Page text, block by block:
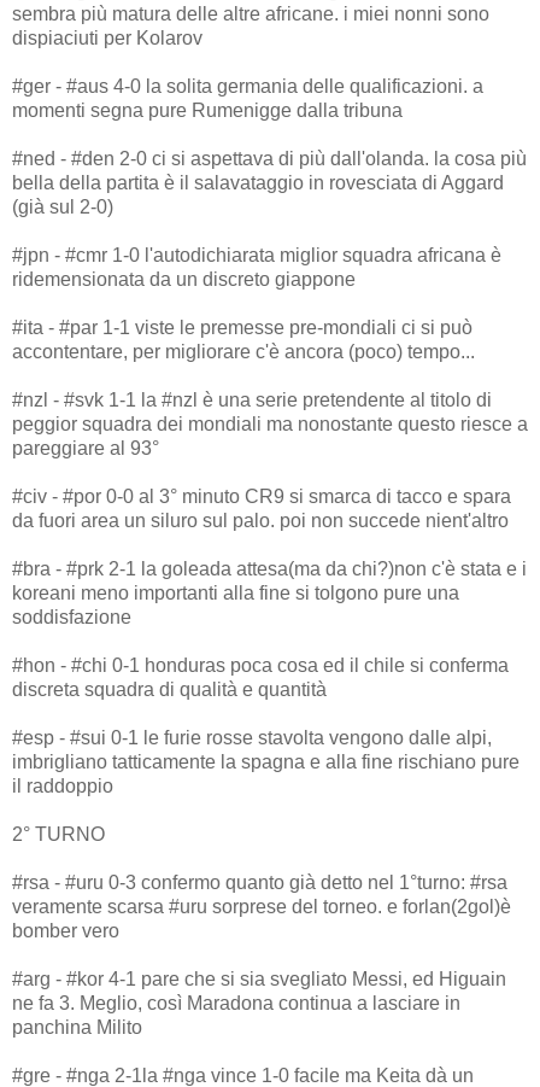
sembra più matura delle altre africane. i miei nonni sono
dispiaciuti per Kolarov
#ger - #aus 4-0 la solita germania delle qualificazioni. a
momenti segna pure Rumenigge dalla tribuna
#ned - #den 2-0 ci si aspettava di più dall'olanda. la cosa più
bella della partita è il salavataggio in rovesciata di Aggard
(già sul 2-0)
#jpn - #cmr 1-0 l'autodichiarata miglior squadra africana è
ridemensionata da un discreto giappone
#ita - #par 1-1 viste le premesse pre-mondiali ci si può
accontentare, per migliorare c'è ancora (poco) tempo...
#nzl - #svk 1-1 la #nzl è una serie pretendente al titolo di
peggior squadra dei mondiali ma nonostante questo riesce a
pareggiare al 93°
#civ - #por 0-0 al 3° minuto CR9 si smarca di tacco e spara
da fuori area un siluro sul palo. poi non succede nient'altro
#bra - #prk 2-1 la goleada attesa(ma da chi?)non c'è stata e i
koreani meno importanti alla fine si tolgono pure una
soddisfazione
#hon - #chi 0-1 honduras poca cosa ed il chile si conferma
discreta squadra di qualità e quantità
#esp - #sui 0-1 le furie rosse stavolta vengono dalle alpi,
imbrigliano tatticamente la spagna e alla fine rischiano pure
il raddoppio
2° TURNO
#rsa - #uru 0-3 confermo quanto già detto nel 1°turno: #rsa
veramente scarsa #uru sorprese del torneo. e forlan(2gol)è
bomber vero
#arg - #kor 4-1 pare che si sia svegliato Messi, ed Higuain
ne fa 3. Meglio, così Maradona continua a lasciare in
panchina Milito
#gre - #nga 2-1la #nga vince 1-0 facile ma Keita dà un